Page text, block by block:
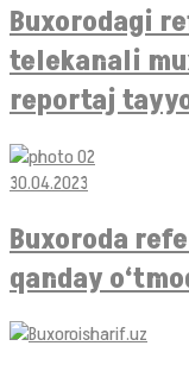
Buxorodagi
telekanali
reportaj
30.04.2023
Buxoroda
qanday